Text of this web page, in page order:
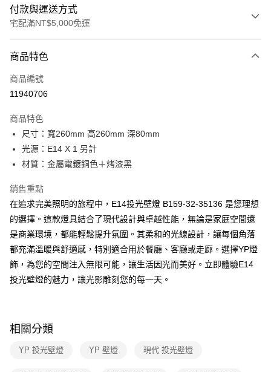
付款與運送方式
宅配滿NT$5,000免運
信用卡一次付款
LINE Pay
街口支付
悠遊付
全盈+PAY
AFTEE先享後付
相關說明
【關於「AFTEE先享後付」】
AFTEE先享後付是「在收到商品之後才付款」的支付方式。 讓您購物簡單
便利好安心！
１．簡單：不需註冊會員、不需綁卡、不需儲值。
【「AFTEE先享後付」結帳流程】
１．於結帳方式選擇「AFTEE先享後付」後，將跳轉至「AFTEE先享後付」
結帳頁面，進行簡訊認證並確認金額後，即可完成結帳。
每筆NT$180，滿NT$5,000(含以上)免運費
商品特色
商品編號
11940706
商品特色
尺寸：寬260mm 高260mm 深80mm
光源：E14 X 1 另計
材質：金屬電鍍銅色＋烤漆黑
銷售重點
在追求完美照明的旅程中，E14投光壁燈 B159-32-35136 是您理想
的選擇。這款燈具結合了現代設計與卓越性能，無論是家庭空間還
是商業環境，都能輕鬆提升氛圍。其柔和的光線設計，讓每個角落
都充滿溫暖與舒適感，特別適合用於餐廳、客廳或走廊。選擇YP燈
飾，為您的空間注入無限可能，讓生活因光而美好。立即體驗E14
投光壁燈的魅力，讓光影雕刻您的每一天。
相關分類
YP 投光壁燈 YP 壁燈 現代 投光壁燈